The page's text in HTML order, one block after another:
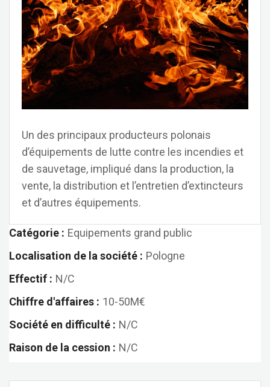
Un des principaux producteurs polonais
d’équipements de lutte contre les incendies et
de sauvetage, impliqué dans la production, la
vente, la distribution et l’entretien d’extincteurs
et d’autres équipements.
Catégorie : Equipements grand public
Localisation de la société : Pologne
Effectif : N/C
Chiffre d'affaires : 10-50M€
Société en difficulté : N/C
Raison de la cession : N/C